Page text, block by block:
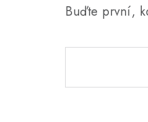
Buďte první,